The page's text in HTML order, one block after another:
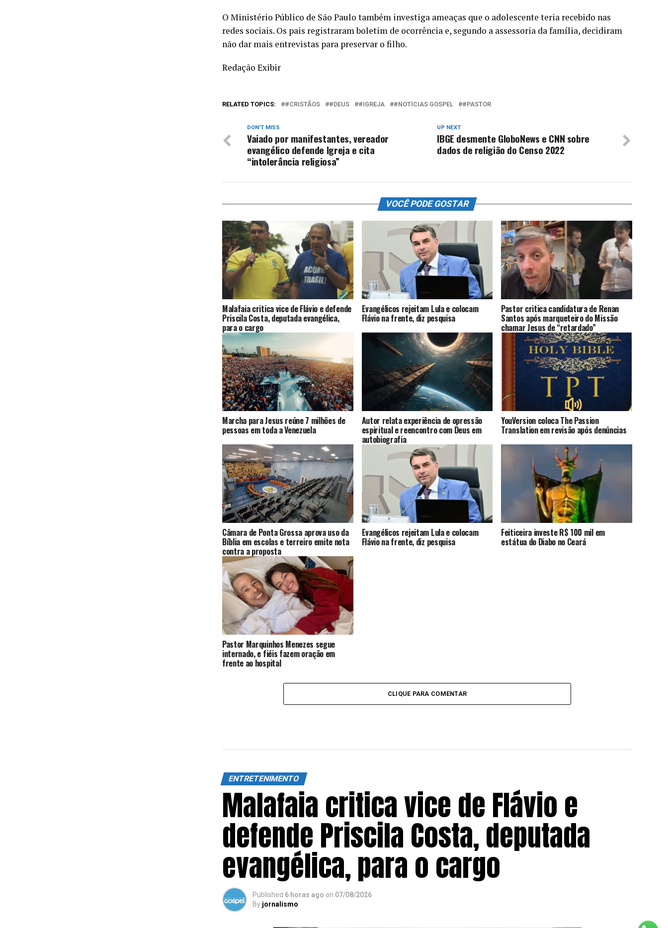
O Ministério Público de São Paulo também investiga ameaças que o adolescente teria recebido nas
redes sociais. Os pais registraram boletim de ocorrência e, segundo a assessoria da família, decidiram
não dar mais entrevistas para preservar o filho.
Redação Exibir
RELATED TOPICS: #CRISTÃOS #DEUS #IGREJA #NOTÍCIAS GOSPEL #PASTOR
UP NEXT
IBGE desmente GloboNews e CNN sobre
dados de religião do Censo 2022
DON'T MISS
Vaiado por manifestantes, vereador
evangélico defende Igreja e cita
“intolerância religiosa”
VOCÊ PODE GOSTAR
Malafaia critica vice de Flávio e defende
Priscila Costa, deputada evangélica,
para o cargo
Evangélicos rejeitam Lula e colocam
Flávio na frente, diz pesquisa
Pastor critica candidatura de Renan
Santos após marqueteiro do Missão
chamar Jesus de “retardado”
Marcha para Jesus reúne 7 milhões de
pessoas em toda a Venezuela
Autor relata experiência de opressão
espiritual e reencontro com Deus em
autobiografia
YouVersion coloca The Passion
Translation em revisão após denúncias
Câmara de Ponta Grossa aprova uso da
Bíblia em escolas e terreiro emite nota
contra a proposta
Evangélicos rejeitam Lula e colocam
Flávio na frente, diz pesquisa
Feiticeira investe R$ 100 mil em
estátua do Diabo no Ceará
Pastor Marquinhos Menezes segue
internado, e fiéis fazem oração em
frente ao hospital
CLIQUE PARA COMENTAR
ENTRETENIMENTO
Malafaia critica vice de Flávio e
defende Priscila Costa, deputada
evangélica, para o cargo
Published 6 horas ago on 07/08/2026
By jornalismo